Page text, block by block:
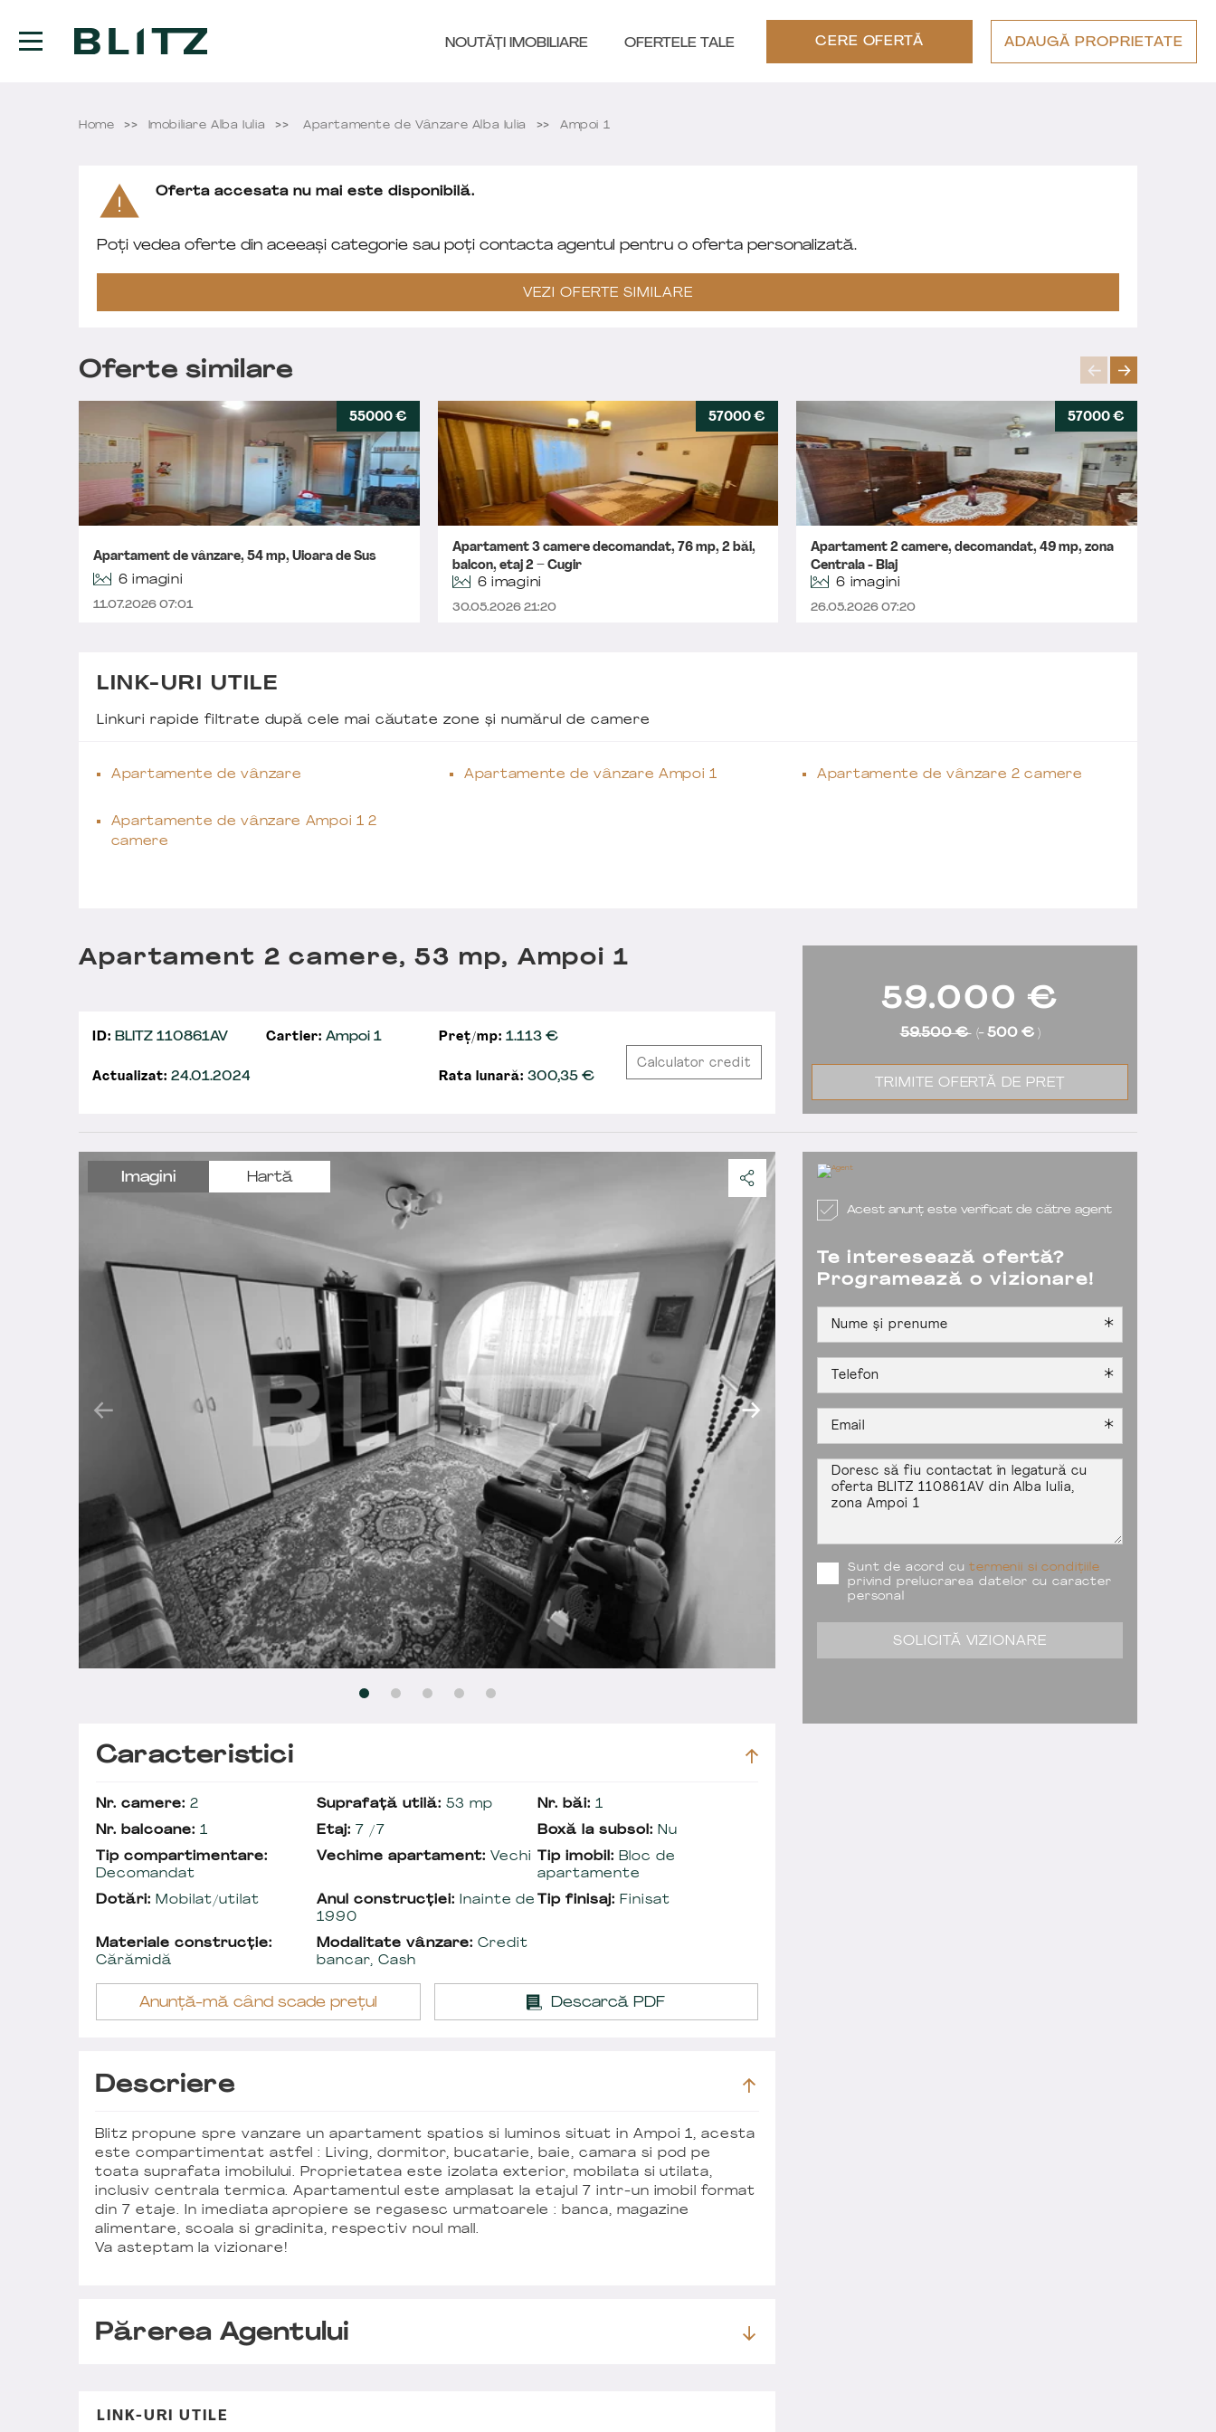
NOUTĂȚI IMOBILIARE OFERTELE TALE CERE OFERTĂ ADAUGĂ PROPRIETATE
Home Imobiliare Alba Iulia Apartamente de Vânzare Alba Iulia Ampoi 1
Oferta accesata nu mai este disponibilă.
Poți vedea oferte din aceeași categorie sau poți contacta agentul pentru o oferta personalizată.
VEZI OFERTE SIMILARE
Oferte similare
55000 €
Apartament de vânzare, 54 mp, Uioara de Sus
6 imagini
11.07.2026 07:01
57000 €
Apartament 3 camere decomandat, 76 mp, 2 băi,
balcon, etaj 2 – Cugir
6 imagini
30.05.2026 21:20
57000 €
Apartament 2 camere, decomandat, 49 mp, zona
Centrala - Blaj
6 imagini
26.05.2026 07:20
LINK-URI UTILE
Linkuri rapide filtrate după cele mai căutate zone și numărul de camere
Apartamente de vânzare Apartamente de vânzare Ampoi 1 Apartamente de vânzare 2 camere
Apartamente de vânzare Ampoi 1 2
camere
Imagini Hartă
Apartament 2 camere, 53 mp, Ampoi 1
ID: BLITZ 110861AV Cartier: Ampoi 1 Preț/mp: 1.113 €
Actualizat: 24.01.2024 Rata lunară:300,35 €
Calculator credit
Acest anunț este verificat de către agent
Te interesează ofertă?
Programează o vizionare!
Sunt de acord cutermenii si condițiile
privind prelucrarea datelor cu caracter
personal
SOLICITĂ VIZIONARE
59.000 €
59.500 € (- 500 €)
TRIMITE OFERTĂ DE PREȚ
Caracteristici
Nr. camere: 2 Suprafață utilă: 53 mp Nr. băi: 1
Nr. balcoane: 1 Etaj: 7 /7 Boxă la subsol: Nu
Tip compartimentare:
Decomandat
Vechime apartament: Vechi Tip imobil: Bloc de
apartamente
Dotări: Mobilat/utilat Anul construcției: Inainte de
1990
Tip finisaj: Finisat
Materiale construcție:
Cărămidă
Modalitate vânzare: Credit
bancar, Cash
Anunță-mă când scade prețul Descarcă PDF
Descriere
Blitz propune spre vanzare un apartament spatios si luminos situat in Ampoi 1, acesta
este compartimentat astfel : Living, dormitor, bucatarie, baie, camara si pod pe
toata suprafata imobilului. Proprietatea este izolata exterior, mobilata si utilata,
inclusiv centrala termica. Apartamentul este amplasat la etajul 7 intr-un imobil format
din 7 etaje. In imediata apropiere se regasesc urmatoarele : banca, magazine
alimentare, scoala si gradinita, respectiv noul mall.
Va asteptam la vizionare!
Părerea Agentului
LINK-URI UTILE